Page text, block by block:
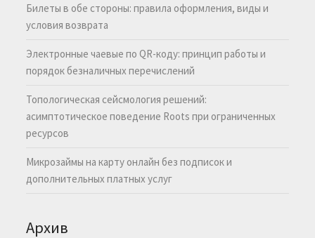
Билеты в обе стороны: правила оформления, виды и
условия возврата
Электронные чаевые по QR-коду: принцип работы и
порядок безналичных перечислений
Топологическая сейсмология решений:
асимптотическое поведение Roots при ограниченных
ресурсов
Микрозаймы на карту онлайн без подписок и
дополнительных платных услуг
Архив